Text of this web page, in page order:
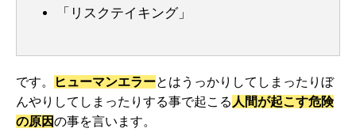
「リスクテイキング」
です。 ヒューマンエラーとはうっかりしてしまったりぼ
んやりしてしまったりする事で起こる 人間が起こす危険
の原因の事を言います。